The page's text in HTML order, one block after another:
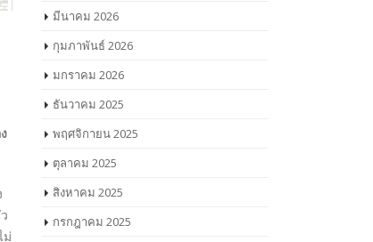
มีนาคม 2026
กุมภาพันธ์ 2026
มกราคม 2026
ธันวาคม 2025
พฤศจิกายน 2025
ตุลาคม 2025
สิงหาคม 2025
กรกฎาคม 2025